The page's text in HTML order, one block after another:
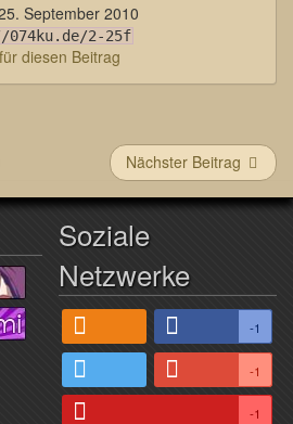
September 2010
2-25f
diesen Beitrag
Nächster Beitrag
Soziale
Netzwerke
-1
-1
-1